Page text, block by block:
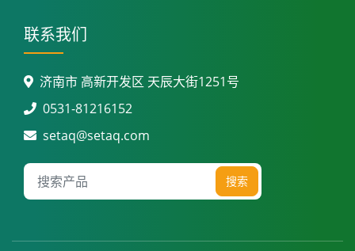
联系我们
济南市 高新开发区 天辰大街1251号
0531-81216152
setaq@setaq.com
搜索